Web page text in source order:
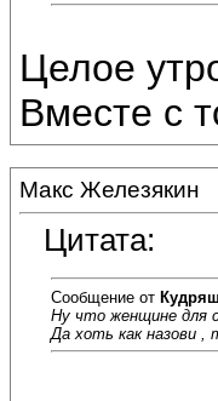
Целое
Вместе с
Макс Железякин
Цитата:
Сообщение от
Ну что женщине для
Да хоть как назови ,